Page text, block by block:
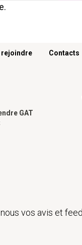
rejoindre Contacts
GAT
vos avis et